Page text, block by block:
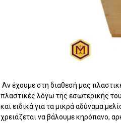
Αν έχουμε στη διαθεσή μας
πλαστικές λόγω της εσωτερικής
και ειδικά για τα μικρά αδύναμα
χρειάζεται να βάλουμε κηρόπανο,